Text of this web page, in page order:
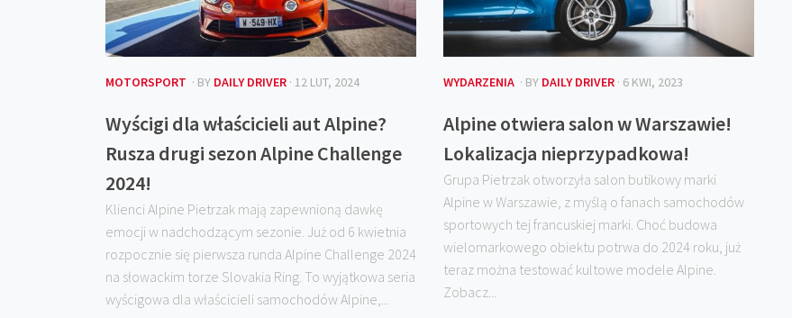
MOTORSPORT · BY DAILY DRIVER · 12 LUT, 2024
Wyścigi dla właścicieli aut Alpine?
Rusza drugi sezon Alpine Challenge
2024!
Klienci Alpine Pietrzak mają zapewnioną dawkę
emocji w nadchodzącym sezonie. Już od 6 kwietnia
rozpocznie się pierwsza runda Alpine Challenge 2024
na słowackim torze Slovakia Ring. To wyjątkowa seria
wyścigowa dla właścicieli samochodów Alpine,...
WYDARZENIA · BY DAILY DRIVER · 6 KWI, 2023
Alpine otwiera salon w Warszawie!
Lokalizacja nieprzypadkowa!
Grupa Pietrzak otworzyła salon butikowy marki
Alpine w Warszawie, z myślą o fanach samochodów
sportowych tej francuskiej marki. Choć budowa
wielomarkowego obiektu potrwa do 2024 roku, już
teraz można testować kultowe modele Alpine.
Zobacz...